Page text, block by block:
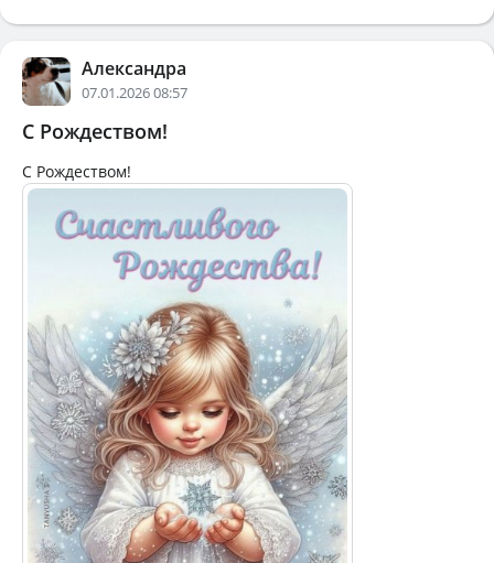
Александра
07.01.2026 08:57
С Рождеством!
С Рождеством!